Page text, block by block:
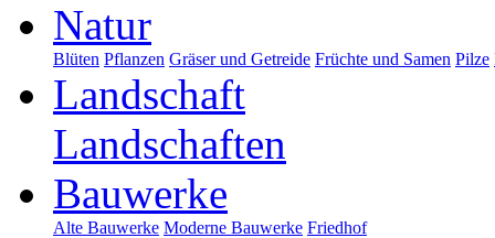
Natur
Blüten Pflanzen Gräser und Getreide Früchte und Samen Pilze
Landschaft
Landschaften
Bauwerke
Alte Bauwerke Moderne Bauwerke Friedhof